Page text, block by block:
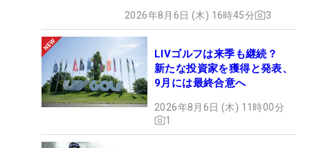
2026年8月6日 (木) 16時45分 3
LIVゴルフは来季も継続？
新たな投資家を獲得と発表、
9月には最終合意へ
2026年8月6日 (木) 11時00分
1